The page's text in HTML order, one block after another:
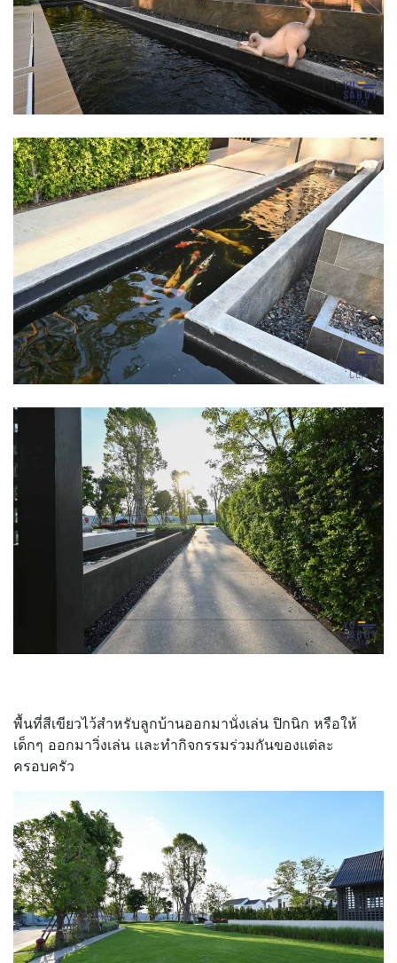
พื้นที่สีเขียวไว้สำหรับลูกบ้านออกมานั่งเล่น ปิกนิก หรือให้
เด็กๆ ออกมาวิ่งเล่น และทำกิจกรรมร่วมกันของแต่ละ
ครอบครัว